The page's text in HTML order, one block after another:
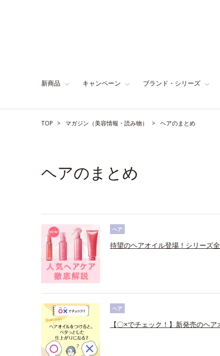
新商品 キャンペーン ブランド・シリーズ
TOP マガジン（美容情報・読み物） ヘアのまとめ
ヘアのまとめ
ヘア
待望のヘアオイル登場！シリーズ
ヘア
【〇×でチェック！】新発売のヘ